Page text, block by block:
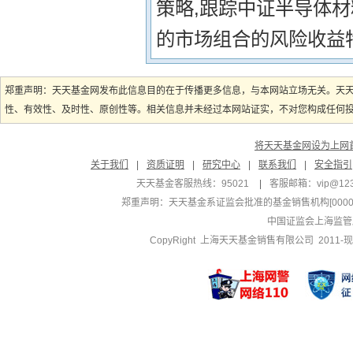
策略,跟踪中证半导体
的市场组合的风险收益
郑重声明：天天基金网发布此信息目的在于传播更多信息，与本网站立场无关。
性、有效性、及时性、原创性等。相关信息并未经过本网站证实，不对您构成任
将天天基金网设为上网
关于我们
资质证明 研究中心 联系我们
安全指引
天天基金客服热线：95021
客服邮箱：
郑重声明： 天天基金系证监会批准的基金销售机构
中国证监会上海监
CopyRight 上海天天基金销售有限公司 2011-